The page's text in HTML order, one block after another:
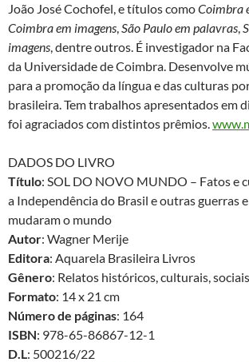
João José Cochofel, e títulos comoCoimbra
Coimbra em imagens,São Paulo em palavras,
imagens, dentre outros. É investigador na
da Universidade de Coimbra. Desenvolve
para a promoção da língua e das culturas
brasileira. Tem trabalhos apresentados em
foi agraciados com distintos prêmios.
DADOS DO LIVRO
Título: SOL DO NOVO MUNDO – Fatos e
a Independência do Brasil e outras guerras
mudaram o mundo
Autor: Wagner Merije
Editora: Aquarela Brasileira Livros
Gênero: Relatos históricos, culturais,
Formato: 14 x 21 cm
Número de páginas: 164
ISBN: 978-65-86867-12-1
D.L: 500216/22